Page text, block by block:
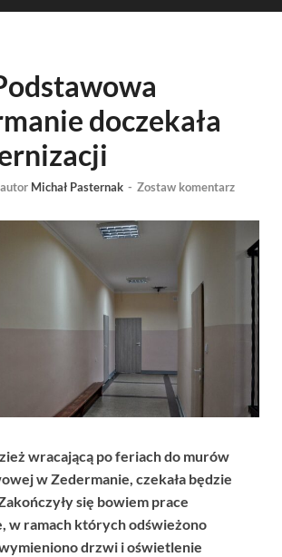
doczekała
autor Michał Pasternak - Zostaw komentarz
wracającą po feriach do murów
w Zedermanie, czekała będzie
się bowiem prace
w ramach których odświeżono
drzwi i oświetlenie